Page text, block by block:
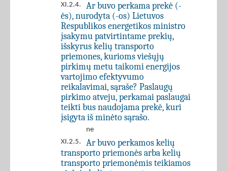
XI.2.4.
Ar buvo perkama prekė (-
ės), nurodyta (-os) Lietuvos
Respublikos energetikos ministro
įsakymu patvirtintame prekių,
išskyrus kelių transporto
priemones, kurioms viešųjų
pirkimų metu taikomi energijos
vartojimo efektyvumo
reikalavimai, sąraše? Paslaugų
pirkimo atveju, perkamai paslaugai
teikti bus naudojama prekė, kuri
įsigyta iš minėto sąrašo.
ne
XI.2.5.
Ar buvo perkamos kelių
transporto priemonės arba kelių
transporto priemonėmis teikiamos